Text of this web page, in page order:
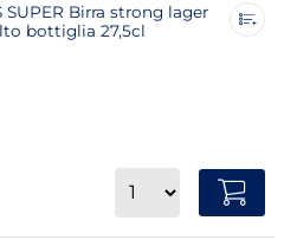
SUPER Birra strong lager
bottiglia 27,5cl
Quantità